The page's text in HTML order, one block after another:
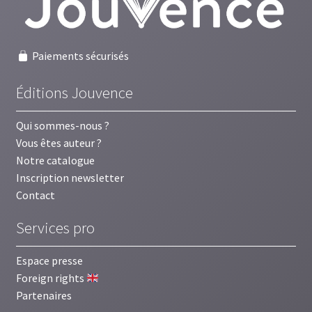
Paiements sécurisés
Éditions Jouvence
Qui sommes-nous ?
Vous êtes auteur ?
Notre catalogue
Inscription newsletter
Contact
Services pro
Espace presse
Foreign rights
Partenaires